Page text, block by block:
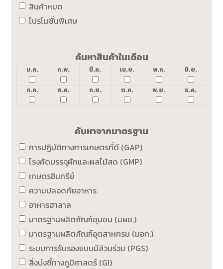
สินค้าหมด
โปรโมชั่นพิเศษ
ค้นหาสินค้าในเดือน
ม.ค. ก.พ. มี.ค. เม.ย. พ.ค. มิ.ย.
ก.ค. ส.ค. ก.ย. ต.ค. พ.ย. ธ.ค.
ค้นหาจากมาตรฐาน
การปฏิบัติทางการเกษตรที่ดี (GAP)
โรงคัดบรรจุผักและผลไม้สด (GMP)
เกษตรอินทรีย์
ความปลอดภัยอาหาร
อาหารฮาลาล
มาตรฐานผลิตภัณฑ์ชุมชน (มผช.)
มาตรฐานผลิตภัณฑ์อุตสาหกรม (มอก.)
ระบบการรับรองแบบมีส่วนร่วม (PGS)
สิ่งบ่งชี้ทางภูมิศาสตร์ (GI)